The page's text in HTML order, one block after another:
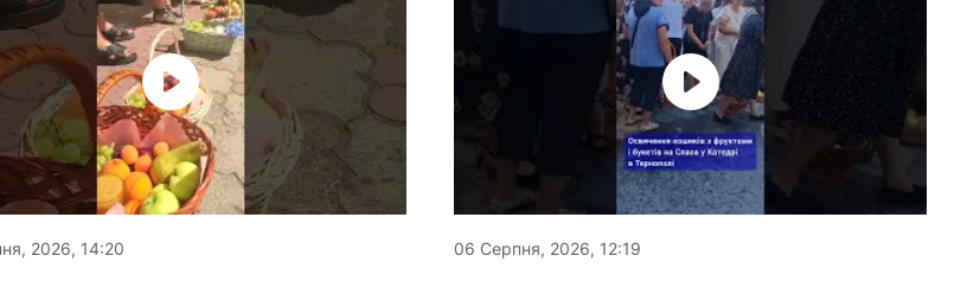
2026, 14:20 06 Серпня, 2026, 12:19